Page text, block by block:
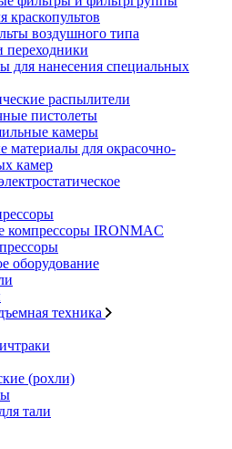
краскопультов
воздушного типа
для нанесения специальных
распылители
пистолеты
камеры
материалы для окрасочно-
камер
компрессоры IRONMAC
оборудование
техника
(рохли)
тали